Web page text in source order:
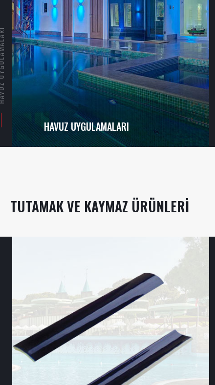
HAVUZ MOZAIKLERI
HAVUZ MOZAIKLERI
TUTAMAK VE KAYMAZ ÜRÜNLERI